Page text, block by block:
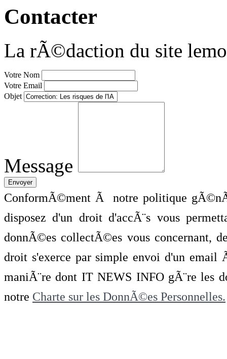
Contacter
La rÃ©daction du site
Votre Nom
Votre Email
Objet
Message
ConformÃ©ment Ã notre politique
disposez d'un droit d'accÃ¨s vous
donnÃ©es collectÃ©es vous concernant,
droit s'exerce par simple envoi d'un
maniÃ¨re dont IT NEWS INFO gÃ¨re les
notre Charte sur les DonnÃ©es Personnelles.